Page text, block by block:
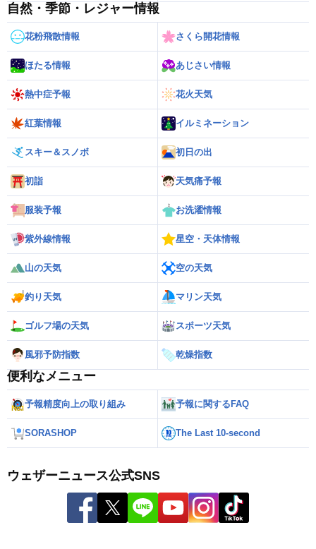
自然・季節・レジャー情報
花粉飛散情報 さくら開花情報
ほたる情報 あじさい情報
熱中症予報 花火天気
紅葉情報 イルミネーション
スキー＆スノボ 初日の出
初詣 天気痛予報
服装予報 お洗濯情報
紫外線情報 星空・天体情報
山の天気 空の天気
釣り天気 マリン天気
ゴルフ場の天気 スポーツ天気
風邪予防指数 乾燥指数
便利なメニュー
予報精度向上の取り組み 予報に関するFAQ
SORASHOP The Last 10-second
ウェザーニュース公式SNS